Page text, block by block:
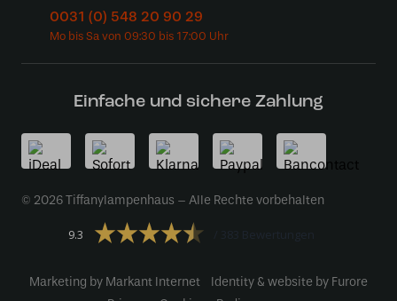
0031 (0) 548 20 90 29
Einfache und sichere Zahlung
© 2026 Tiffanylampenhaus – Alle Rechte vorbehalten
9.3
Marketing by Markant Internet
Identity & website by Furore